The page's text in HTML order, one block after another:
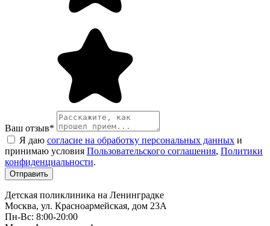
Ваш отзыв*
Я даю согласие на обработку персональных данных и
принимаю условия Пользовательского соглашения, Политики
конфиденциальности.
Детская поликлиника на Ленинградке
Москва, ул. Красноармейская, дом 23А
Пн-Вс: 8:00-20:00